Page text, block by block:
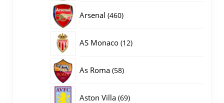
Arsenal 460460
AS Monaco 1212
As Roma 5858
Aston Villa 6969